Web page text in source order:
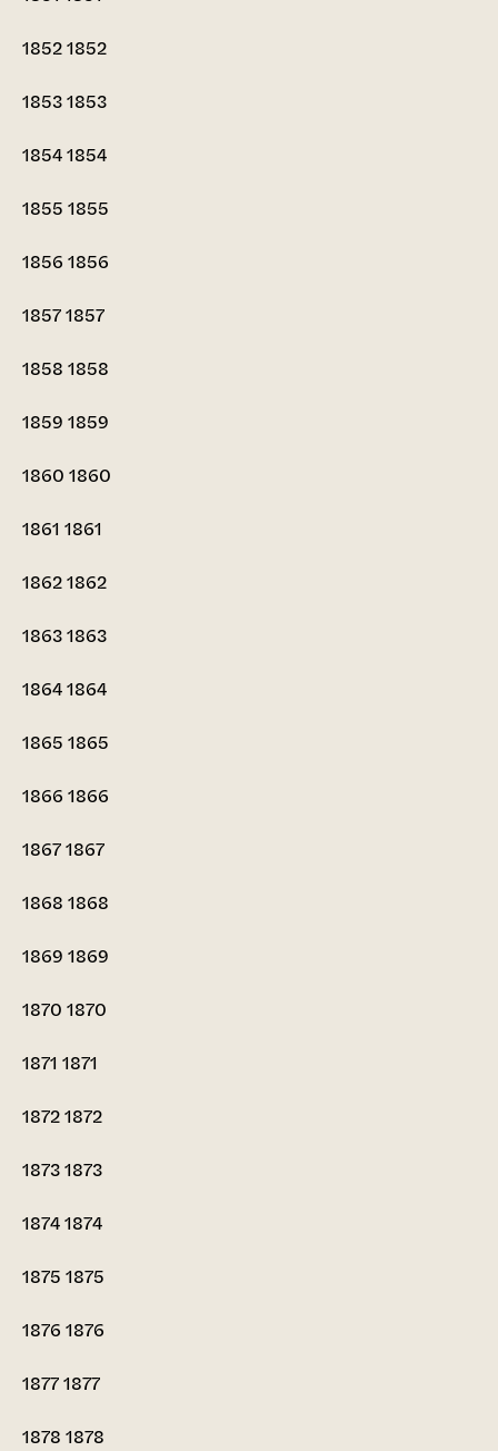
18521852
18531853
18541854
1855 1855
1856 1856
18571857
1858 1858
1859 1859
1860 1860
1861 1861
18621862
18631863
18641864
1865 1865
1866 1866
18671867
1868 1868
1869 1869
1870 1870
1871 1871
18721872
18731873
18741874
1875 1875
1876 1876
18771877
1878 1878